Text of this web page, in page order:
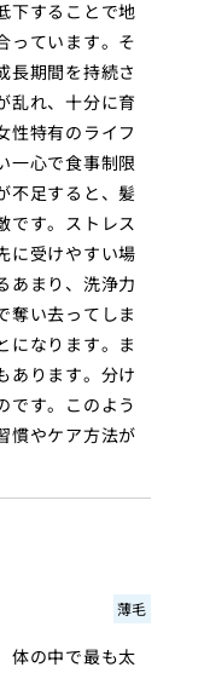
下することで地
っています。そ
長期間を持続さ
乱れ、十分に育
性特有のライフ
一心で食事制限
不足すると、髪
です。ストレス
に受けやすい場
あまり、洗浄力
奪い去ってしま
になります。ま
あります。分け
です。このよう
慣やケア方法が
薄毛
体の中で最も太